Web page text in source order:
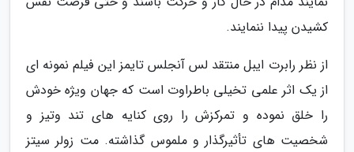
کشیدن پیدا ننمایند.
از نظر رابرت ایبل منتقد لس آنجلس تایمز این فیلم نمونه ای
از یک اثر علمی تخیلی باطراوت است که جهان ویژه خودش
را خلق نموده و تمرکزش را روی کنایه های تند وتیز و
شخصیت های تأثیرگذار و ملموس گذاشته. مت زولر سیتز